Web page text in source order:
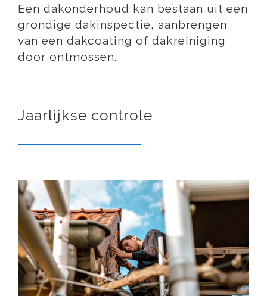
Een dakonderhoud kan bestaan uit een
grondige dakinspectie, aanbrengen
van een dakcoating of dakreiniging
door ontmossen.
Jaarlijkse controle